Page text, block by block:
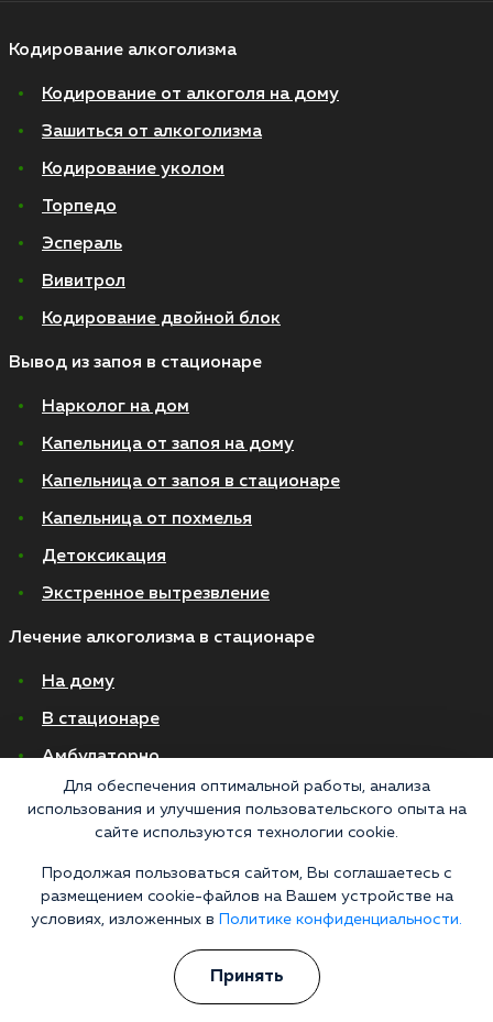
Кодирование алкоголизма
Кодирование от алкоголя на дому
Зашиться от алкоголизма
Кодирование уколом
Торпедо
Эспераль
Вивитрол
Кодирование двойной блок
Вывод из запоя в стационаре
Нарколог на дом
Капельница от запоя на дому
Капельница от запоя в стационаре
Капельница от похмелья
Детоксикация
Экстренное вытрезвление
Лечение алкоголизма в стационаре
На дому
В стационаре
Амбулаторно
Хронический алкоголизм
Женский алкоголизм
Пивной алкоголизм
© 2026 Все права защищены
Согласие на обработку персональных данных
Для обеспечения оптимальной работы, анализа
использования и улучшения пользовательского опыта на
сайте используются технологии cookie.
Продолжая пользоваться сайтом, Вы соглашаетесь с
размещением cookie-файлов на Вашем устройстве на
условиях, изложенных в
Политике конфиденциальности.
Принять